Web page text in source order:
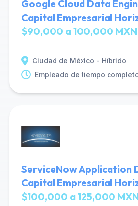
Google Cloud Data
Capital Empresarial
$90,000 a 100,000
Ciudad de México - Híbrido
Empleado de tiempo completo
ServiceNow Application
Capital Empresarial
$100,000 a 125,000